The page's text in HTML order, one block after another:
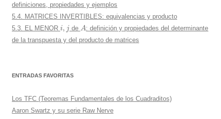
definiciones, propiedades y ejemplos
5.4. MATRICES INVERTIBLES: equivalencias y producto
5.3. EL MENOR
i,
de
A
: definición y propiedades del determinante
de la transpuesta y del producto de matrices
ENTRADAS FAVORITAS
Los TFC (Teoremas Fundamentales de los Cuadraditos)
Aaron Swartz y su serie Raw Nerve